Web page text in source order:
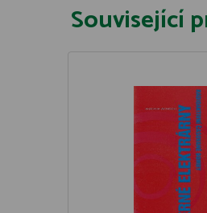
Související